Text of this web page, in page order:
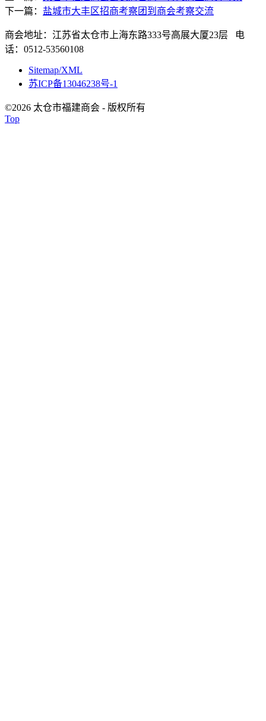
下一篇： 盐城市大丰区招商考察团到商会考察交流
商会地址：江苏省太仓市上海东路333号高展大厦23层 电
话：0512-53560108
Sitemap/XML
苏ICP备13046238号-1
©2026 太仓市福建商会 - 版权所有
Top